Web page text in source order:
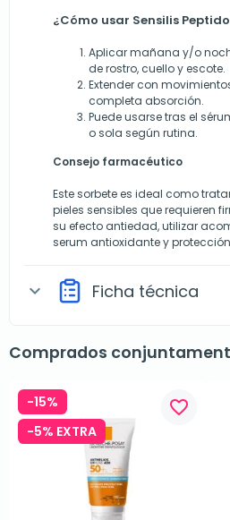
¿Cómo usar Sensilis Peptido
Aplicar mañana y/o
de rostro, cuello y escote.
Extender con
completa absorción.
Puede usarse tras el
o sola según rutina.
Consejo farmacéutico
Este sorbete es ideal como
pieles sensibles que requieren
su efecto antiedad, utilizar
serum antioxidante y
expand_more Ficha técnica
Comprados
-15%
-5% EXTRA
favorite_border